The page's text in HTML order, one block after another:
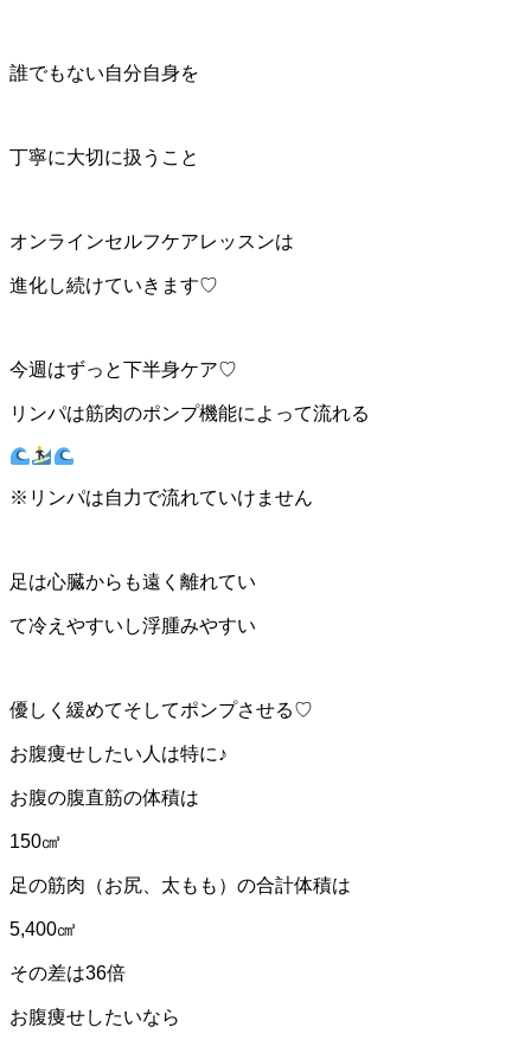
誰でもない自分自身を
丁寧に大切に扱うこと
オンラインセルフケアレッスンは
進化し続けていきます♡
今週はずっと下半身ケア♡
リンパは筋肉のポンプ機能によって流れる
※リンパは自力で流れていけません
足は心臓からも遠く離れてい
て冷えやすいし浮腫みやすい
優しく緩めてそしてポンプさせる♡
お腹痩せしたい人は特に♪
お腹の腹直筋の体積は
150㎤
足の筋肉（お尻、太もも）の合計体積は
5,400㎤
その差は36倍
お腹痩せしたいなら